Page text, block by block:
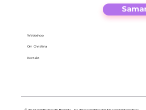
Webbshop
Om Christina
Kontakt